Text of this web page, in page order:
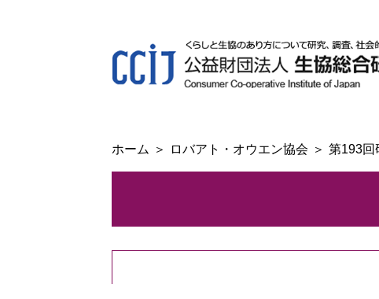
ホーム ロバアト・オウエン協会 第193回